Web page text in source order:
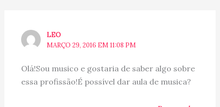
LEO
MARÇO 29, 2016 EM 11:08 PM
Olá!Sou musico e gostaria de saber algo sobre
essa profissão!É possível dar aula de musica?